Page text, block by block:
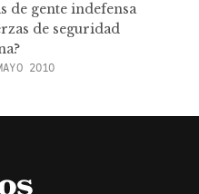
de gente indefensa
de seguridad
2010